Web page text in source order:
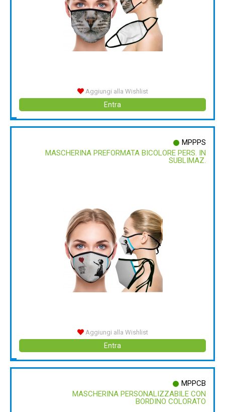
Aggiungi alla Wishlist
Entra
MPPPS
MASCHERINA PREFORMATA BICOLORE PERS. IN
SUBLIMAZ.
Aggiungi alla Wishlist
Entra
MPPCB
MASCHERINA PERSONALIZZABILE CON
BORDINO COLORATO